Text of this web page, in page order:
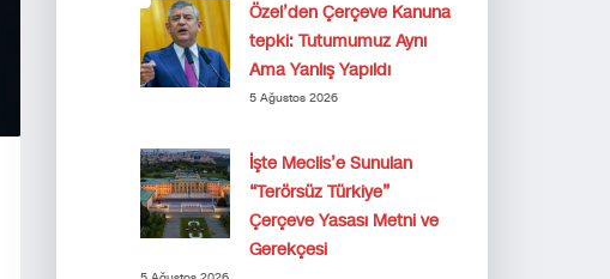
Özel’den Çerçeve Kanuna
tepki: Tutumumuz Aynı
Ama Yanlış Yapıldı
5 Ağustos 2026
İşte Meclis’e Sunulan
“Terörsüz Türkiye”
Çerçeve Yasası Metni ve
Gerekçesi